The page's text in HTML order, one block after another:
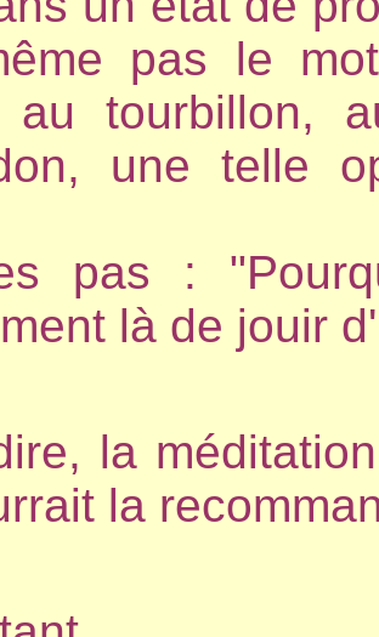
pas le
au tourbillon,
une telle
pas :
là de jouir
la
la